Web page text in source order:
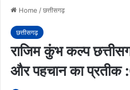
Home /छत्तीसगढ़
छत्तीसगढ़
राजिम कुंभ कल्प
और पहचान का प्रतीक